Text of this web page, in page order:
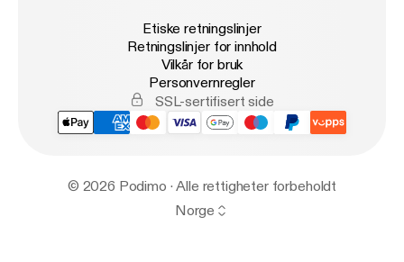
Etiske retningslinjer
Retningslinjer for innhold
Vilkår for bruk
Personvernregler
SSL-sertifisert side
© 2026 Podimo · Alle rettigheter forbeholdt
Norge